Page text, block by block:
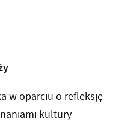
w oparciu o refleksję
kultury